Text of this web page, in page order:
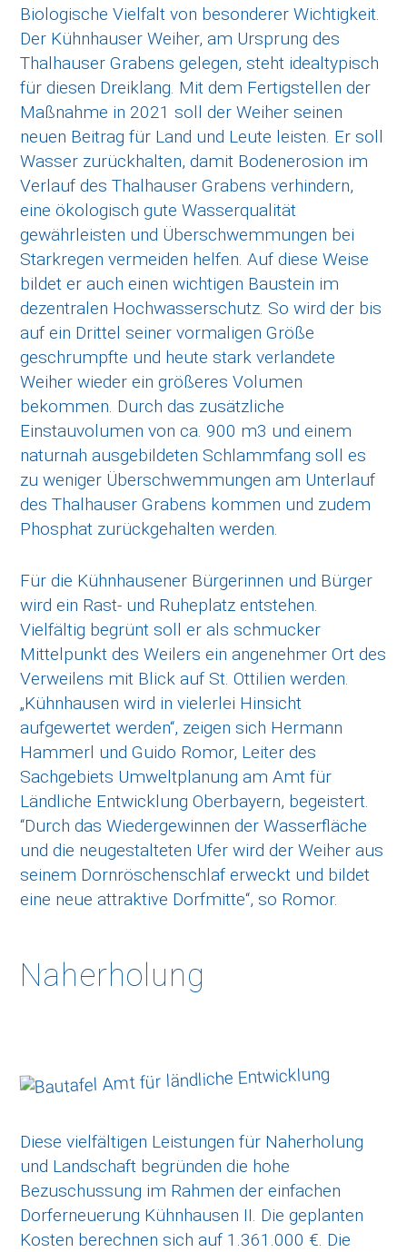
Biologische Vielfalt von besonderer Wichtigkeit.
Der Kühnhauser Weiher, am Ursprung des
Thalhauser Grabens gelegen, steht idealtypisch
für diesen Dreiklang. Mit dem Fertigstellen der
Maßnahme in 2021 soll der Weiher seinen
neuen Beitrag für Land und Leute leisten. Er soll
Wasser zurückhalten, damit Bodenerosion im
Verlauf des Thalhauser Grabens verhindern,
eine ökologisch gute Wasserqualität
gewährleisten und Überschwemmungen bei
Starkregen vermeiden helfen. Auf diese Weise
bildet er auch einen wichtigen Baustein im
dezentralen Hochwasserschutz. So wird der bis
auf ein Drittel seiner vormaligen Größe
geschrumpfte und heute stark verlandete
Weiher wieder ein größeres Volumen
bekommen. Durch das zusätzliche
Einstauvolumen von ca. 900 m3 und einem
naturnah ausgebildeten Schlammfang soll es
zu weniger Überschwemmungen am Unterlauf
des Thalhauser Grabens kommen und zudem
Phosphat zurückgehalten werden.
Für die Kühnhausener Bürgerinnen und Bürger
wird ein Rast- und Ruheplatz entstehen.
Vielfältig begrünt soll er als schmucker
Mittelpunkt des Weilers ein angenehmer Ort des
Verweilens mit Blick auf St. Ottilien werden.
„Kühnhausen wird in vielerlei Hinsicht
aufgewertet werden“, zeigen sich Hermann
Hammerl und Guido Romor, Leiter des
Sachgebiets Umweltplanung am Amt für
Ländliche Entwicklung Oberbayern, begeistert.
“Durch das Wiedergewinnen der Wasserfläche
und die neugestalteten Ufer wird der Weiher aus
seinem Dornröschenschlaf erweckt und bildet
eine neue attraktive Dorfmitte“, so Romor.
Naherholung
Diese vielfältigen Leistungen für Naherholung
und Landschaft begründen die hohe
Bezuschussung im Rahmen der einfachen
Dorferneuerung Kühnhausen II. Die geplanten
Kosten berechnen sich auf 1.361.000 €. Die